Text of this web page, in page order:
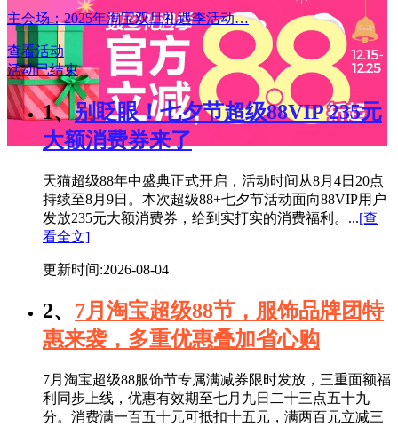
主会场：2025年淘宝双旦礼遇季活动…
查看活动
活动已结束
1、 别眨眼！七夕节超级88VIP 235元
大额消费券来了
天猫超级88年中盛典正式开启，活动时间从8月4日20点
持续至8月9日。本次超级88+七夕节活动面向88VIP用户
发放235元大额消费券，给到实打实的消费福利。...[查
看全文]
更新时间:2026-08-04
2、 7月淘宝超级88节，服饰品牌团特
惠来袭，多重优惠叠加省心购
7月淘宝超级88服饰节专属满减券限时发放，三重面额福
利同步上线，优惠有效期至七月九日二十三点五十九
分。消费满一百五十元可抵扣十五元，满两百元立减三